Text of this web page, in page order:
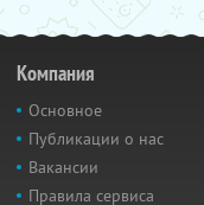
Компания
Основное
Публикации о нас
Вакансии
Правила сервиса